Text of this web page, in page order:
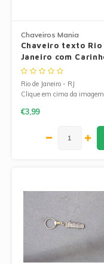
Chaveiros Mania
Chaveiro texto Rio
Janeiro com
Rio de Janeiro - RJ
Clique em cima da
€3,99